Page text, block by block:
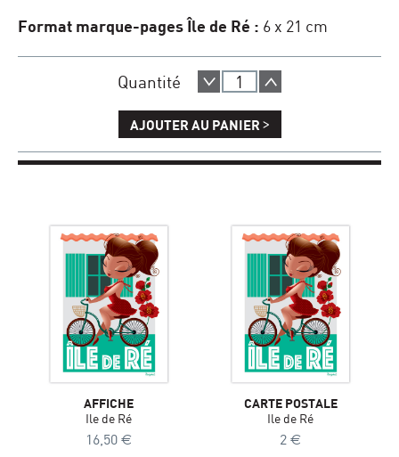
Format marque-pages Île de Ré : 6 x 21 cm
Quantité
AJOUTER AU PANIER >
AFFICHE
Ile de Ré
16,50 €
CARTE POSTALE
Ile de Ré
2 €